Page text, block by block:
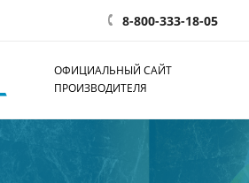
8-800-333-18-05
ОФИЦИАЛЬНЫЙ САЙТ
ПРОИЗВОДИТЕЛЯ